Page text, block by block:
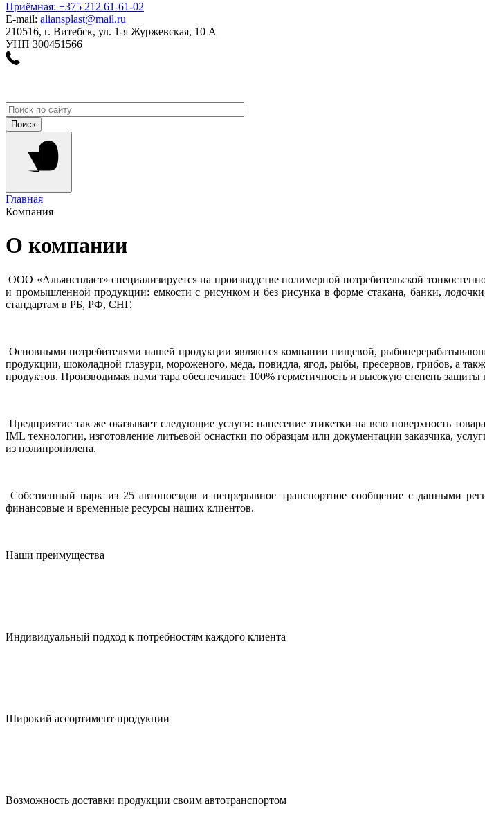
Приёмная: +375 212 61-61-02
E-mail: aliansplast@mail.ru
210516, г. Витебск, ул. 1-я Журжевская, 10 А
УНП 300451566
Главная
Компания
О компании
ООО «Альянспласт» специализируется на производстве полимерной потребительской
и промышленной продукции: емкости с рисунком и без рисунка в форме стакана, банки,
стандартам в РБ, РФ, СНГ.
Основными потребителями нашей продукции являются компании пищевой,
продукции, шоколадной глазури, мороженого, мёда, повидла, ягод, рыбы, пресервов, грибов, а
продуктов. Производимая нами тара обеспечивает 100% герметичность и высокую степень защиты
Предприятие так же оказывает следующие услуги: нанесение этикетки на всю поверхность
IML технологии, изготовление литьевой оснастки по образцам или документации заказчика,
из полипропилена.
Собственный парк из 25 автопоездов и непрерывное транспортное сообщение с данными
финансовые и временные ресурсы наших клиентов.
Наши преимущества
Индивидуальный подход к потребностям каждого клиента
Широкий ассортимент продукции
Возможность доставки продукции своим автотранспортом